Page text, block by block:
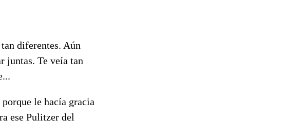
diferentes. Aún
juntas. Te veía tan
le hacía gracia
ese Pulitzer del